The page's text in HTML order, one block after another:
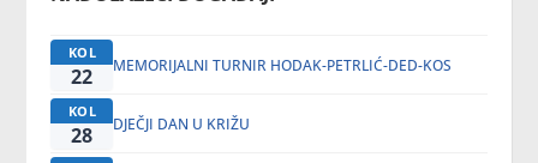
KOL
22 MEMORIJALNI TURNIR HODAK-PETRLIĆ-DED-KOS
KOL
28 DJEČJI DAN U KRIŽU